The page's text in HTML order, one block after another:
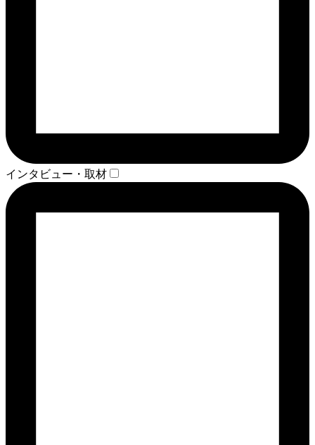
インタビュー・取材